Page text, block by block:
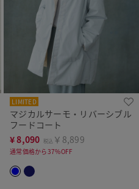
LIMITED
マジカルサーモ・リバーシブル
フードコート
¥8,090 税込 ￥8,899
通常価格から37%OFF